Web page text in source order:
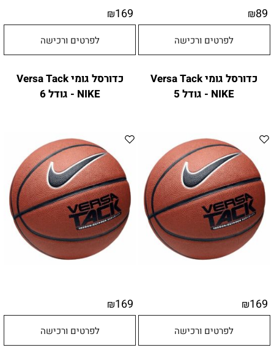
₪89
לפרטים ורכישה
₪169
לפרטים ורכישה
כדורסל גומי Versa Tack
NIKE - גודל 5
₪169
לפרטים ורכישה
כדורסל גומי Versa Tack
NIKE - גודל 6
₪169
לפרטים ורכישה